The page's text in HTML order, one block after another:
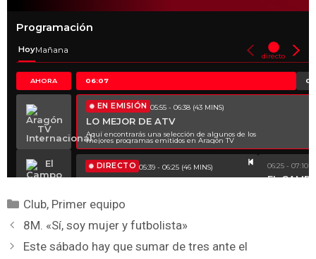
Club, Primer equipo
8M. «Sí, soy mujer y futbolista»
Este sábado hay que sumar de tres ante el